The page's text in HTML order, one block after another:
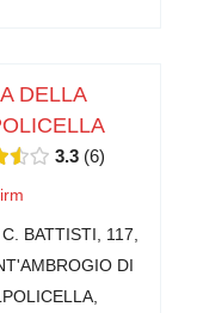
DELLA
3.3 6
BATTISTI, 117,
DI